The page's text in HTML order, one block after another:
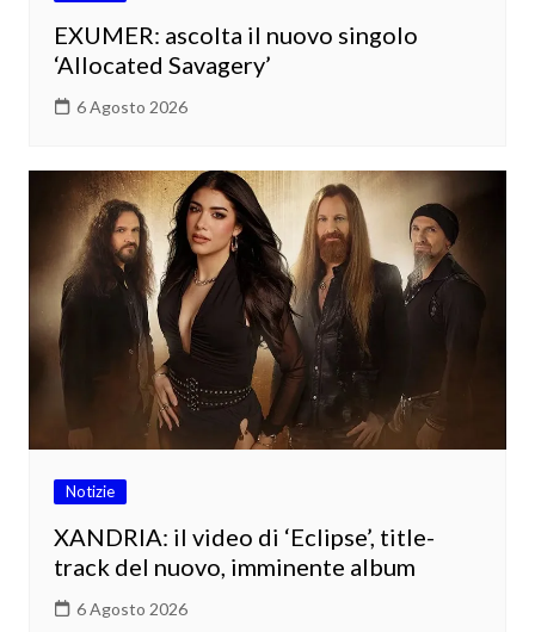
EXUMER: ascolta il nuovo singolo
‘Allocated Savagery’
6 Agosto 2026
Notizie
XANDRIA: il video di ‘Eclipse’, title-
track del nuovo, imminente album
6 Agosto 2026